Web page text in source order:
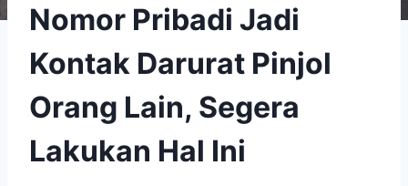
Nomor Pribadi Jadi
Kontak Darurat Pinjol
Orang Lain, Segera
Lakukan Hal Ini